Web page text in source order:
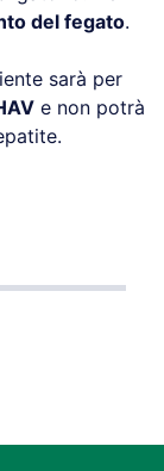
del fegato.
sarà per
e non potrà